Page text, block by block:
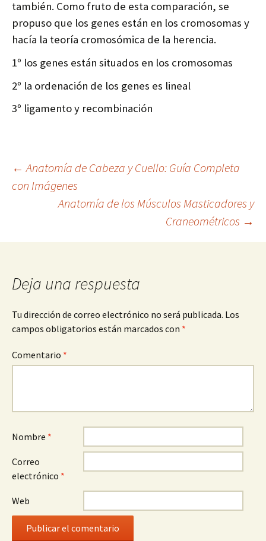
también. Como fruto de esta comparación, se
propuso que los genes están en los cromosomas y
hacía la teoría cromosómica de la herencia.
1º los genes están situados en los cromosomas
2º la ordenación de los genes es lineal
3º ligamento y recombinación
Navegación
entradas
← Anatomía de Cabeza y Cuello: Guía Completa
con Imágenes
Anatomía de los Músculos Masticadores y
Craneométricos →
Deja una respuesta
Tu dirección de correo electrónico no será publicada. Los
campos obligatorios están marcados con *
Comentario *
Nombre *
Correo
electrónico *
Web